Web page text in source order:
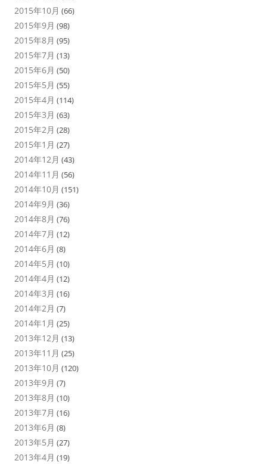
2015年10月 (66)
2015年9月 (98)
2015年8月 (95)
2015年7月 (13)
2015年6月 (50)
2015年5月 (55)
2015年4月 (114)
2015年3月 (63)
2015年2月 (28)
2015年1月 (27)
2014年12月 (43)
2014年11月 (56)
2014年10月 (151)
2014年9月 (36)
2014年8月 (76)
2014年7月 (12)
2014年6月 (8)
2014年5月 (10)
2014年4月 (12)
2014年3月 (16)
2014年2月 (7)
2014年1月 (25)
2013年12月 (13)
2013年11月 (25)
2013年10月 (120)
2013年9月 (7)
2013年8月 (10)
2013年7月 (16)
2013年6月 (8)
2013年5月 (27)
2013年4月 (19)